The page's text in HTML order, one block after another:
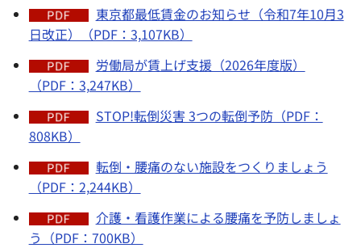
東京都最低賃金のお知らせ（令和7年10月3
日改正）（PDF：3,107KB）
労働局が賃上げ支援（2026年度版）
（PDF：3,247KB）
STOP!転倒災害 3つの転倒予防（PDF：
808KB）
転倒・腰痛のない施設をつくりましょう
（PDF：2,244KB）
介護・看護作業による腰痛を予防しましょ
う（PDF：700KB）